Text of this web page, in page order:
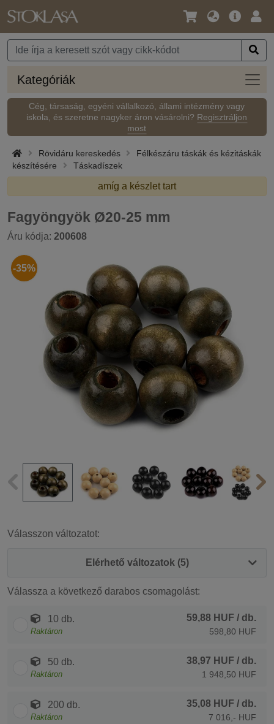
Nyelv
Pénznem
Fő
Kategóriák
Cég, társaság, egyéni vállalkozó, állami intézmény vagy
iskola, és szeretne nagyker áron vásárolni? Regisztráljon
most
Rövidáru kereskedés
Félkészáru táskák és kézitáskák
készítésére
Táskadíszek
amíg a készlet tart
Fagyöngyök Ø20-25 mm
Áru kódja: 200608
-35%
Válasszon változatot:
Elérhető változatok (5)
Válassza a következő darabos csomagolást:
10 db.
Raktáron
59,88 HUF / db.
598,80 HUF
50 db.
Raktáron
38,97 HUF / db.
1 948,50 HUF
200 db.
Raktáron
35,08 HUF / db.
7 016,- HUF